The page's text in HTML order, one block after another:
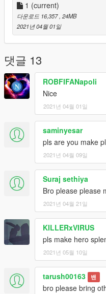
3 - and add the following
add
dlcpacks:\safarighm\
to dlclist.xml
Car Spawn Name :-safarighm
Important :
If you use this mod in your
the channel (G5 INDiA yt
https://www.youtube.com/
3D Model Credit
1 (current)
다운로드 16,357 , 24MB
2021년 04월 01일
댓글 13
ROBFIFANapoli
Nice
2021년 04월 01일
saminyesar
pls are you make
2021년 04월 09일
Suraj sethiya
Bro please please
2021년 04월 21일
KILLERxVIRUS
pls make hero
2021년 05월 10일
tarush00163 밴
bro please bring